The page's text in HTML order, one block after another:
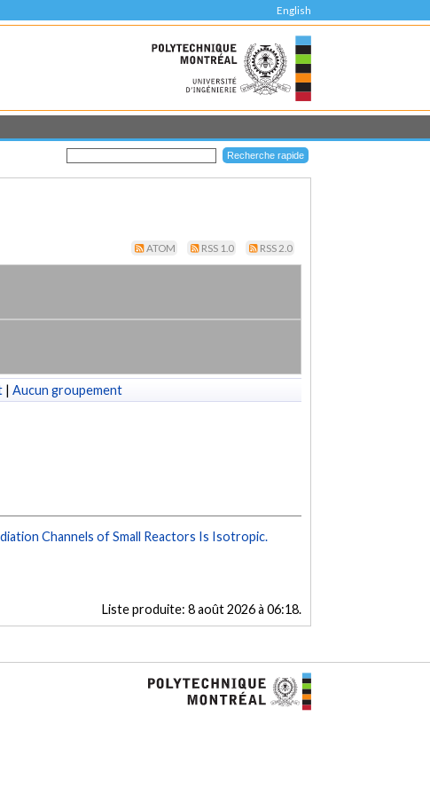
English
ATOM RSS 1.0 RSS 2.0
| Aucun groupement
Channels of Small Reactors Is Isotropic.
Liste produite: 8 août 2026 à 06:18.